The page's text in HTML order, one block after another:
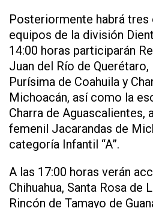
Posteriormente habrá tres
equipos de la división
14:00 horas participarán
Juan del Río de Querétaro,
Purísima de Coahuila y
Michoacán, así como la
Charra de Aguascalientes,
femenil Jacarandas de
categoría Infantil “A”.
A las 17:00 horas verán
Chihuahua, Santa Rosa de
Rincón de Tamayo de